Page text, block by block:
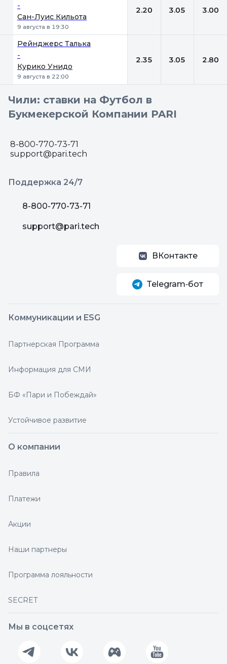
-
Сан-Луис Кильота
9 августа в 19:30
2.20 3.05 3.00
Рейнджерс Талька
-
Курико Унидо
9 августа в 22:00
2.35 3.05 2.80
Чили: ставки на Футбол в
Букмекерской Компании PARI
8-800-770-73-71
support@pari.tech
Поддержка 24/7
8-800-770-73-71
support@pari.tech
ВКонтакте
Telegram‑бот
Коммуникации и ESG
Партнерская Программа
Информация для СМИ
БФ «Пари и Побеждай»
Устойчивое развитие
О компании
Правила
Платежи
Акции
Наши партнеры
Программа лояльности
SECRET
Мы в соцсетях